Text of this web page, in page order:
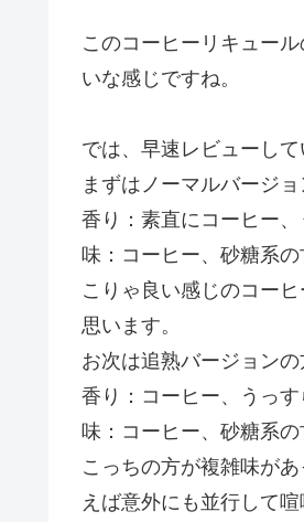
このコーヒーリキュー
いな感じですね。
では、早速レビューして
まずはノーマルバージョ
香り：素直にコーヒー
味：コーヒー、砂糖系
こりゃ良い感じのコー
思います。
お次は追熟バージョンの
香り：コーヒー、うっ
味：コーヒー、砂糖系
こっちの方が複雑味が
えば意外にも並行して喧